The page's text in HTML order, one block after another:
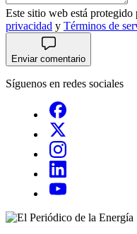
Este sitio web está
privacidad y Términos de
Enviar comentario
Síguenos en redes sociales